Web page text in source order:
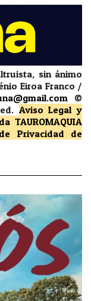
sin ánimo
Eiroa Franco /
©
Aviso Legal y
TAUROMAQUIA
Privacidad
de